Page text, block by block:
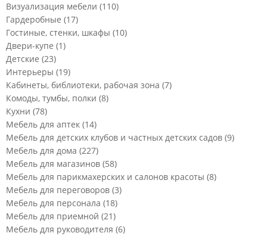
Визуализация мебели (110)
Гардеробные (17)
Гостиные, стенки, шкафы (10)
Двери-купе (1)
Детские (23)
Интерьеры (19)
Кабинеты, библиотеки, рабочая зона (7)
Комоды, тумбы, полки (8)
Кухни (78)
Мебель для аптек (14)
Мебель для детских клубов и частных детских садов (9)
Мебель для дома (227)
Мебель для магазинов (58)
Мебель для парикмахерских и салонов красоты (8)
Мебель для переговоров (3)
Мебель для персонала (18)
Мебель для приемной (21)
Мебель для руководителя (6)